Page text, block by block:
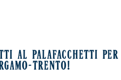
AL PALAFACCHETTI PER
TRENTO!